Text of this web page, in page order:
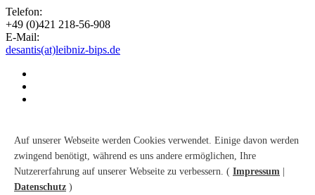
Telefon:
+49 (0)421 218-56-908
E-Mail:
desantis(at)leibniz-bips.de
Barrierefreiheit
Datenschutz
Impressum
Auf unserer Webseite werden Cookies verwendet. Einige davon werden
zwingend benötigt, während es uns andere ermöglichen, Ihre
Nutzererfahrung auf unserer Webseite zu verbessern. ( Impressum
Datenschutz )